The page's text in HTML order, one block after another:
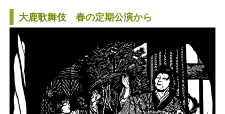
大鹿歌舞伎 春の定期公演から